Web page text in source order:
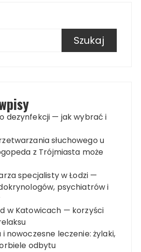
Szukaj
dezynfekcji — jak wybrać i
słuchowego u
z Trójmiasta może
specjalisty w Łodzi —
psychiatrów i
w Katowicach — korzyści
nowoczesne leczenie: żylaki,
odbytu